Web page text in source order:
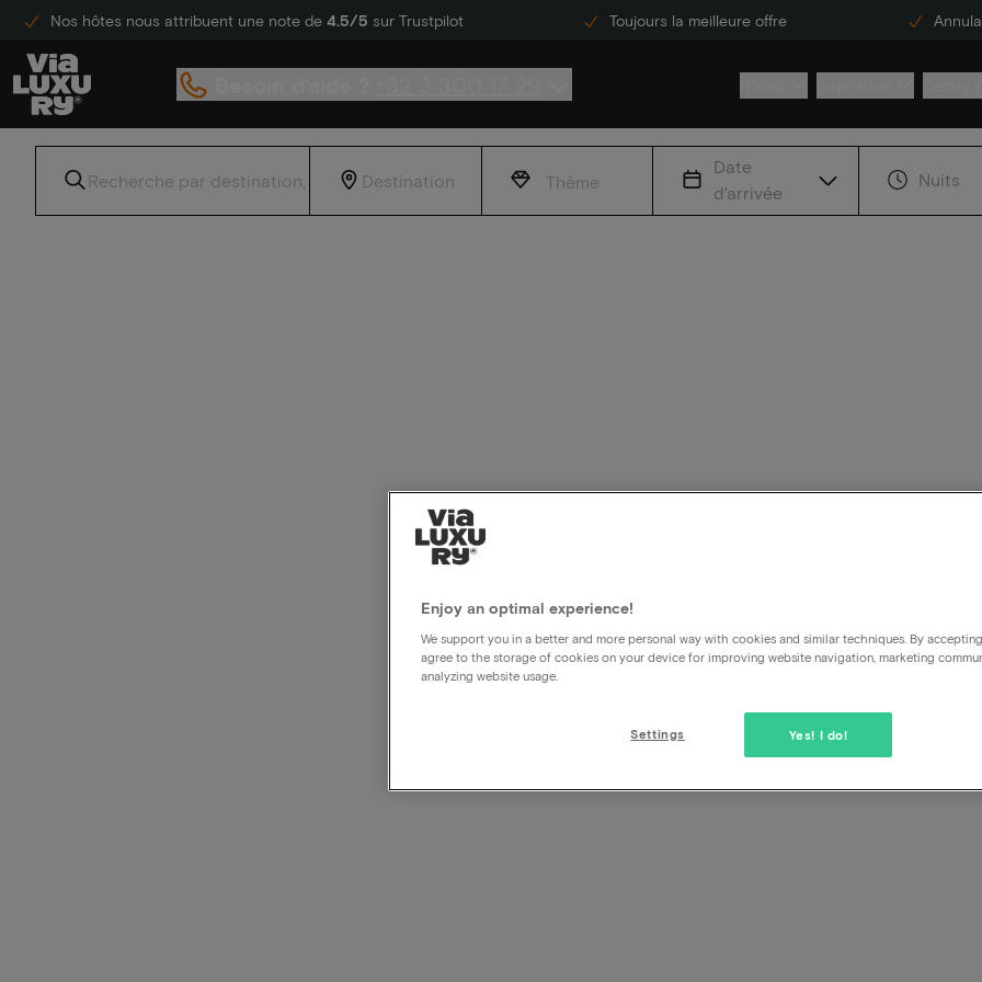
Nos hôtes nous attribuent une note de 4.5/5 sur Trustpilot Toujours la meilleure offre
Thème
Date
d'arrivée
Nuits
Hôtels-
boutiques
Enjoy an optimal experience!
We support you in a better and more personal way with cookies and similar techniques. By
agree to the storage of cookies on your device for improving website navigation, marketing
analyzing website usage.
Yes! I do!
Settings